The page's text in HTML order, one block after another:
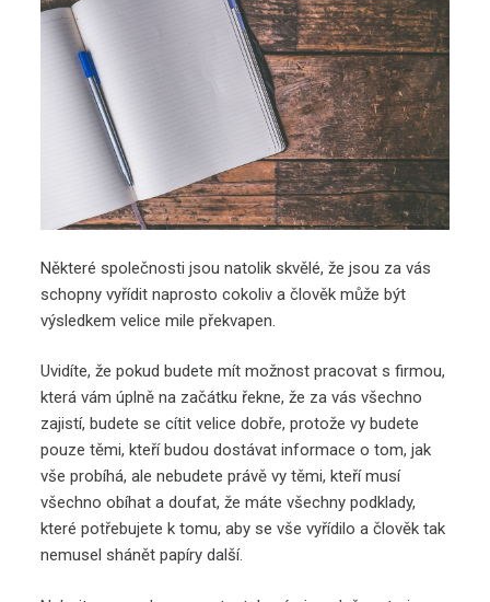
Některé společnosti jsou natolik skvělé, že jsou za vás
schopny vyřídit naprosto cokoliv a člověk může být
výsledkem velice mile překvapen.
Uvidíte, že pokud budete mít možnost pracovat s firmou,
která vám úplně na začátku řekne, že za vás všechno
zajistí, budete se cítit velice dobře, protože vy budete
pouze těmi, kteří budou dostávat informace o tom, jak
vše probíhá, ale nebudete právě vy těmi, kteří musí
všechno obíhat a doufat, že máte všechny podklady,
které potřebujete k tomu, aby se vše vyřídilo a člověk tak
nemusel shánět papíry další.